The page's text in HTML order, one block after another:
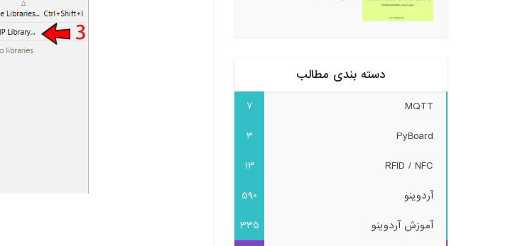
دسته بندی مطالب
MQTT
7
PyBoard
3
RFID / NFC
13
آردوینو
590
آموزش آردوینو
335